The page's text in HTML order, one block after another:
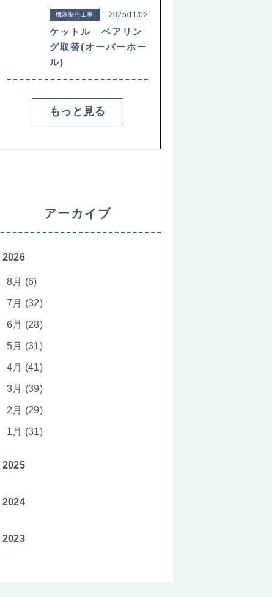
機器据付工事 2025/11/02
ケットル ベアリン
グ取替(オーバーホー
ル)
もっと見る
アーカイブ
2026
8月 (6)
7月 (32)
6月 (28)
5月 (31)
4月 (41)
3月 (39)
2月 (29)
1月 (31)
2025
2024
2023